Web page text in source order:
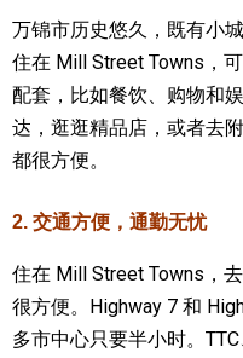
万锦市历史悠久，既有小
住在 Mill Street Towns，
配套，比如餐饮、购物和
达，逛逛精品店，或者去
都很方便。
2. 交通方便，通勤无忧
住在 Mill Street Towns，
很方便。Highway 7 和
多市中心只要半小时。